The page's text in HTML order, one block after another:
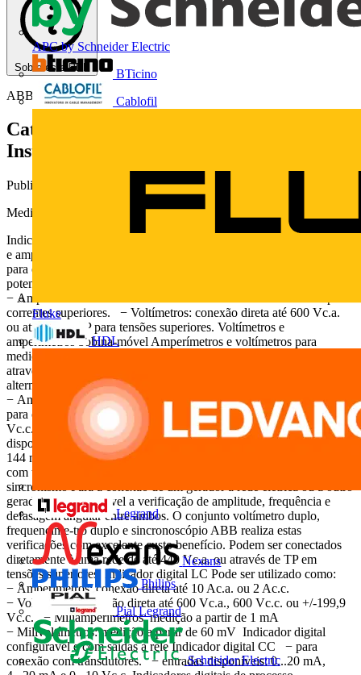
APC by Schneider Electric
BTicino
Cablofil
Fluke
HDL
Legrand
Nexans
Philips
Pial Legrand
Schneider Electric
Sobre este PDF
ABB
Catálogo de Medidores de Energia e
Instrumentação Elétrica
Publicado: 3 de junho de 2013· Categoria: Catálogos
Medidores Produtos de Baixa Tensão
Indicadores analógicos e digitais Indicadores analógicos Voltímetros
e amperímetros ferro-móvel Amperímetros e voltímetros True RMS
para conexão direta ou através de transformadores de corrente ou
potencial. Disponíveis nos tamanhos 72, 96 e 144 mm.
− Amperímetros: conexão direta até 60 Ac.a. ou através de TC para
correntes superiores. − Voltímetros: conexão direta até 600 Vc.a.
ou através de TP para tensões superiores. Voltímetros e
amperímetros bobina-móvel Amperímetros e voltímetros para
medição de valor médio (c.c.). Adequados para conexão direta ou
através de shunt. Podem ser utilizados para medição de grandezas
alternadas (c.a.) em ins-trumentos com a utilização de retificadores
− Amperímetros: conexão direta até 40 Ac.c. ou através de shunts
para correntes superiores. − Voltímetros: conexão direta até 600
Vc.c. Frequecímetros Frequencímetro analógico de lâmina vibratil,
disponível nos tamanhos 72 mm (9 lâminas), 96 mm (13 lâminas) e
144 mm (21 lâminas). Podem ser conectados diretamente a redes
com tensões de 110 Vc.a. até 440 Vc.a. Indicadores para
sincronismo Para a conexão de um gerador à rede elétrica ou a outro
gerador é indispensável a verificação de amplitude, frequência e
defasagem angular entre ambos. O conjunto voltímetro duplo,
frequencíme-tro duplo e sincronoscópio ABB realiza estas
verificações com excelente custo benefício. Podem ser conectados
diretamente à uma rede de até 440 Vc.a. ou através de TP em
tensões superiores. Indicador digital LC Pode ser utilizado como:
− Amperímetros: conexão direta até 10 Ac.a. ou 2 Ac.c.
− Voltímetros: conexão direta até 600 Vc.a., 600 Vc.c. ou +/-199,9
Vc.c. − Miliamperímetros: medição a partir de 1 mA
− Milivoltímetros: medição a partir de 60 mV Indicador digital
configuravel e com saidas a rele Indicador digital CC − para
conexão com transdutores. − entradas disponíveis: 0...20 mA,